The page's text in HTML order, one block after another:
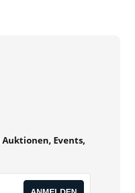
Auktionen, Events,